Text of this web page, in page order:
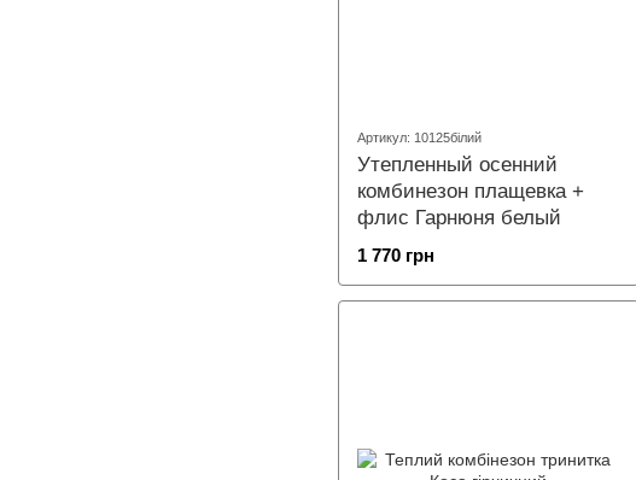
Артикул: 10125білий
Утепленный осенний
комбинезон плащевка +
флис Гарнюня белый
1 770 грн